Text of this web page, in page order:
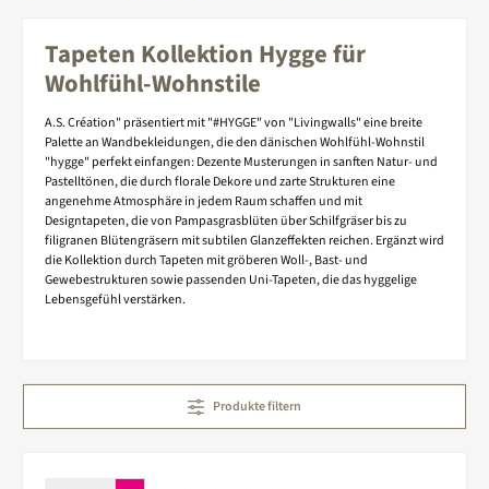
Tapeten Kollektion Hygge für
Wohlfühl-Wohnstile
A.S. Création" präsentiert mit "#HYGGE" von "Livingwalls" eine breite
Palette an Wandbekleidungen, die den dänischen Wohlfühl-Wohnstil
"hygge" perfekt einfangen: Dezente Musterungen in sanften Natur- und
Pastelltönen, die durch florale Dekore und zarte Strukturen eine
angenehme Atmosphäre in jedem Raum schaffen und mit
Designtapeten, die von Pampasgrasblüten über Schilfgräser bis zu
filigranen Blütengräsern mit subtilen Glanzeffekten reichen. Ergänzt wird
die Kollektion durch Tapeten mit gröberen Woll-, Bast- und
Gewebestrukturen sowie passenden Uni-Tapeten, die das hyggelige
Lebensgefühl verstärken.
Produkte filtern